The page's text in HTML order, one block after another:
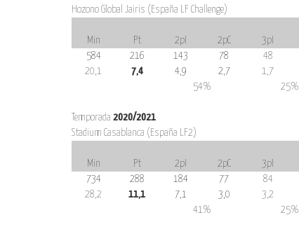
Hozono Global Jairis (España LF Challenge)
Min
Pt 2pI 2pC 3pI
584
216 143 78 48
20,1
7,4 4,9 2,7 1,7
54%
25%
Temporada 2020/2021
Stadium Casablanca (España LF2)
Min
Pt 2pI 2pC 3pI
734
288 184 77 84
28,2
11,1 7,1 3,0 3,2
41%
25%